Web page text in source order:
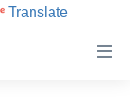
Translate